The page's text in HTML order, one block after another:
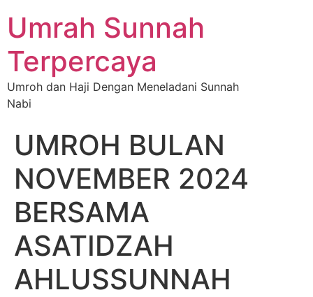
Umrah Sunnah
Terpercaya
Umroh dan Haji Dengan Meneladani Sunnah
Nabi
UMROH BULAN
NOVEMBER 2024
BERSAMA
ASATIDZAH
AHLUSSUNNAH